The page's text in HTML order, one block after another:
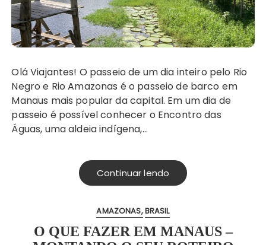
Olá Viajantes! O passeio de um dia inteiro pelo Rio
Negro e Rio Amazonas é o passeio de barco em
Manaus mais popular da capital. Em um dia de
passeio é possível conhecer o Encontro das
Águas, uma aldeia indígena,…
Continuar lendo
AMAZONAS BRASIL
O QUE FAZER EM MANAUS –